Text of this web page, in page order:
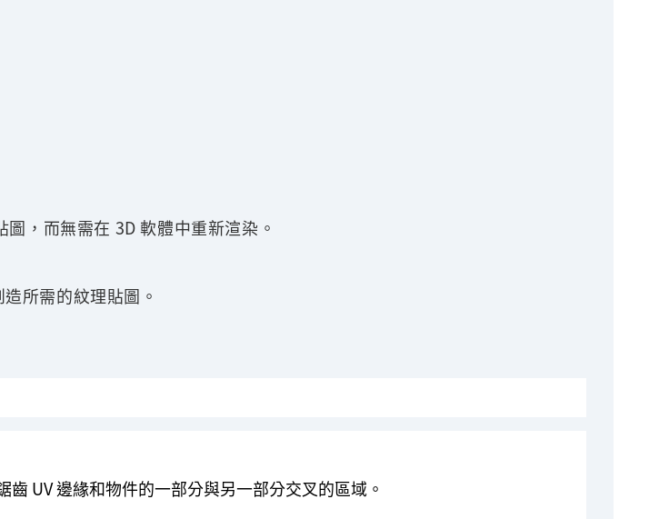
，而無需在 3D 軟體中重新渲染。
所需的紋理貼圖。
UV 邊緣和物件的一部分與另一部分交叉的區域。